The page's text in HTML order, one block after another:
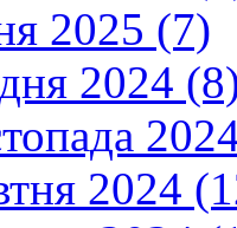
2025 (7)
2024
2024